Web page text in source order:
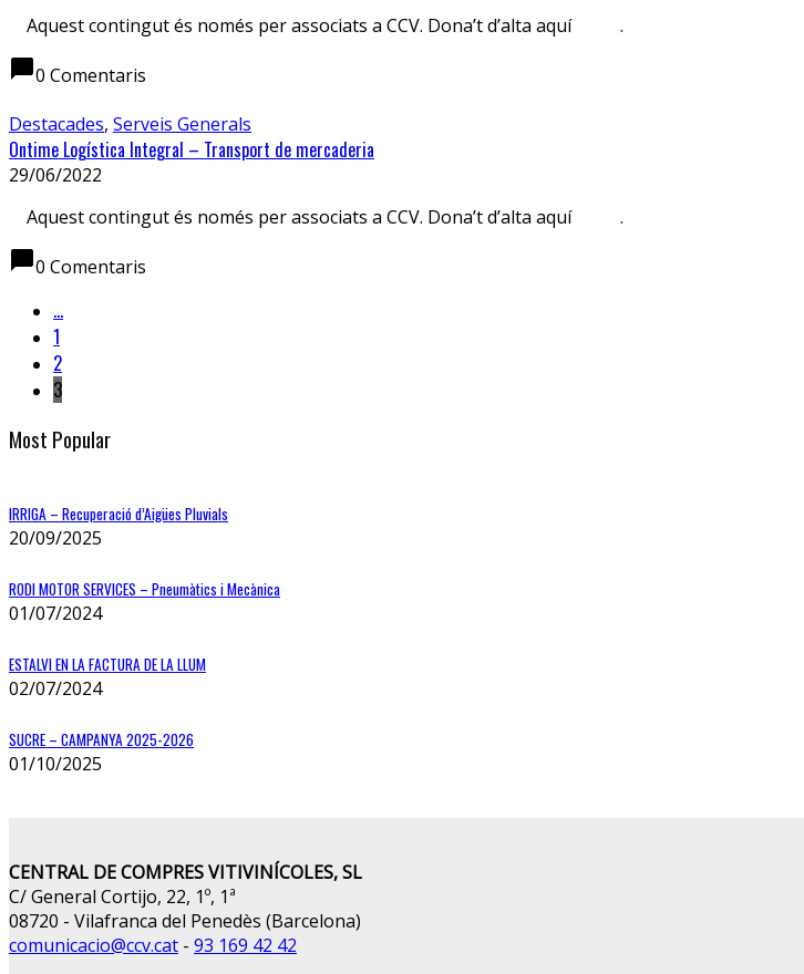
Aquest contingut és només per associats a CCV. Dona’t d’alta aquí .
chat_bubble0 Comentaris
Destacades, Serveis Generals
Ontime Logística Integral – Transport de mercaderia
29/06/2022
Aquest contingut és només per associats a CCV. Dona’t d’alta aquí .
chat_bubble0 Comentaris
...
1
2
3
Most Popular
IRRIGA – Recuperació d’Aigües Pluvials
20/09/2025
RODI MOTOR SERVICES – Pneumàtics i Mecànica
01/07/2024
ESTALVI EN LA FACTURA DE LA LLUM
02/07/2024
SUCRE – CAMPANYA 2025-2026
01/10/2025
CENTRAL DE COMPRES VITIVINÍCOLES, SL
C/ General Cortijo, 22, 1º, 1ª
08720 - Vilafranca del Penedès (Barcelona)
comunicacio@ccv.cat - 93 169 42 42